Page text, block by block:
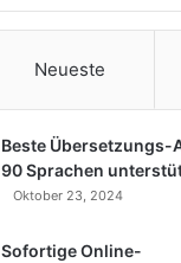
Neueste
Beste Übersetzungs-
90 Sprachen
Oktober 23, 2024
Sofortige Online-